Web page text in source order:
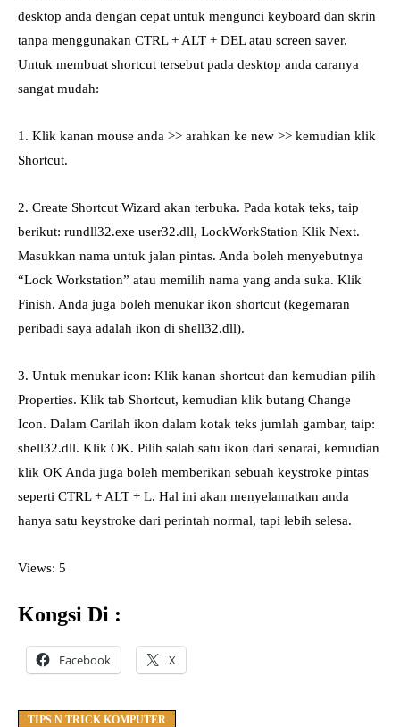
desktop anda dengan cepat untuk mengunci keyboard dan skrin
tanpa menggunakan CTRL + ALT + DEL atau screen saver.
Untuk membuat shortcut tersebut pada desktop anda caranya
sangat mudah:
1. Klik kanan mouse anda >> arahkan ke new >> kemudian klik
Shortcut.
2. Create Shortcut Wizard akan terbuka. Pada kotak teks, taip
berikut: rundll32.exe user32.dll, LockWorkStation Klik Next.
Masukkan nama untuk jalan pintas. Anda boleh menyebutnya
“Lock Workstation” atau memilih nama yang anda suka. Klik
Finish. Anda juga boleh menukar ikon shortcut (kegemaran
peribadi saya adalah ikon di shell32.dll).
3. Untuk menukar icon: Klik kanan shortcut dan kemudian pilih
Properties. Klik tab Shortcut, kemudian klik butang Change
Icon. Dalam Carilah ikon dalam kotak teks jumlah gambar, taip:
shell32.dll. Klik OK. Pilih salah satu ikon dari senarai, kemudian
klik OK Anda juga boleh memberikan sebuah keystroke pintas
seperti CTRL + ALT + L. Hal ini akan menyelamatkan anda
hanya satu keystroke dari perintah normal, tapi lebih selesa.
Views: 5
Kongsi Di :
Facebook X
TIPS N TRICK KOMPUTER